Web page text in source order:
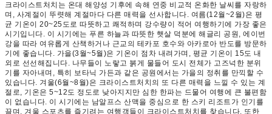
크라이스트처치는 온대 해양성 기후에 속해 연중 비교적 온화한 날씨를 자랑하
며, 사계절이 뚜렷해 계절마다 다른 매력을 선사합니다. 여름(12월~2월)은 평
균 기온이 20~25도로 따뜻하고 쾌적하며 강수량이 적어 여행하기에 가장 좋은
시기입니다. 이 시기에는 푸른 하늘과 따뜻한 햇살 덕분에 해글리 공원, 에이번
강을 따라 여유롭게 산책하거나 근교의 테카포 호수와 아카로아 반도를 방문하
기에 좋습니다. 가을(3월~5월)은 기온이 점차 내려가며, 평균 기온이 15도 내
외로 선선해집니다. 나무들이 노랗고 붉게 물들어 도시 전체가 고즈넉한 분위
기를 자아내며, 특히 보타닉 가든과 같은 공원에서는 가을의 정취를 만끽할 수
있습니다. 겨울(6월~8월)은 크라이스트처치의 또 다른 매력을 느낄 수 있는 계
절로, 기온은 5~12도 정도로 낮아지지만 심한 한파는 드물어 여행에 큰 불편함
이 없습니다. 이 시기에는 남알프스 산맥을 중심으로 한 스키 리조트가 인기를
끌며, 겨울 스포츠를 즐기려는 여행객들이 크라이스트처치를 찾습니다. 또한